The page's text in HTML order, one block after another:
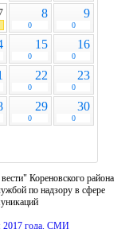
8
0
9
0
15
0
16
0
22
0
23
0
29
0
30
0
Кореновского района
по надзору в сфере
2017 года. СМИ